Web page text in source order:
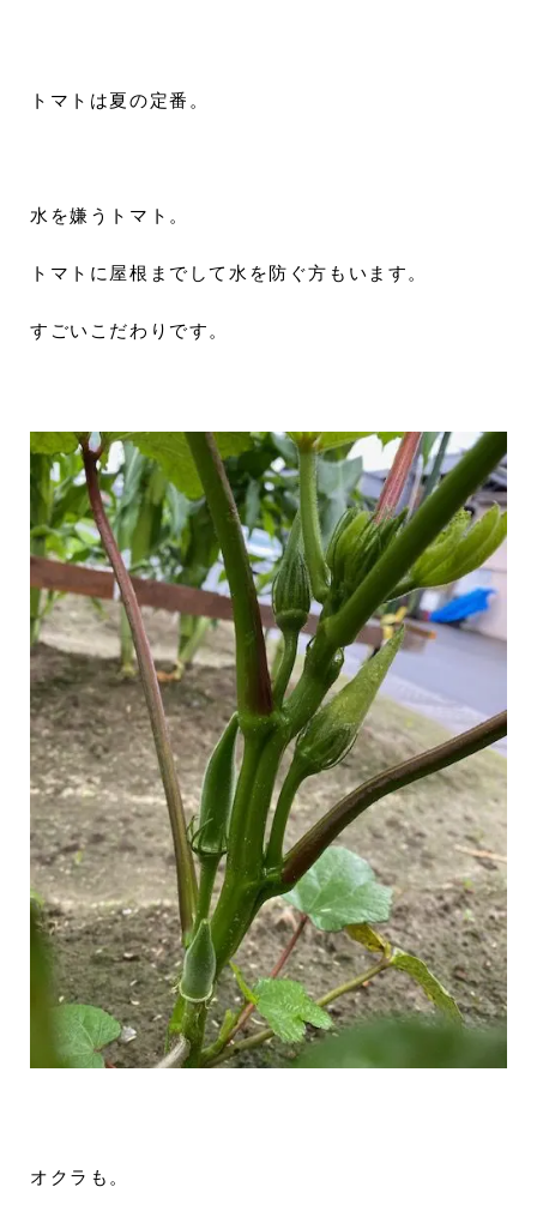
トマトは夏の定番。
水を嫌うトマト。
トマトに屋根までして水を防ぐ方もいます。
すごいこだわりです。
オクラも。